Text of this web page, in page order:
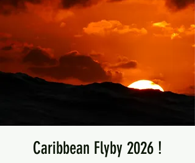
Caribbean Flyby 2026 !